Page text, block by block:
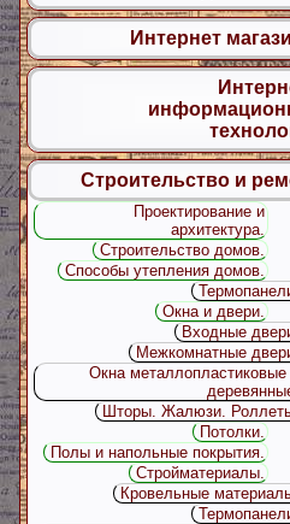
Интернет
Строительство и
Проектирование и
архитектура.
Строительство домов.
Способы утепления домов.
Окна и двери.
Входные
Межкомнатные
Окна металлопластиковые
Шторы. Жалюзи.
Потолки.
Полы и напольные покрытия.
Стройматериалы.
Кровельные